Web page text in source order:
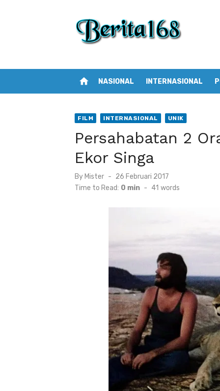
home NASIONAL INTERNASIONAL
FILM INTERNASIONAL UNIK
Persahabatan 2
Ekor Singa
By Mister
Posted
on
26 Februari 2017
Time to Read: 0 min - 41 words